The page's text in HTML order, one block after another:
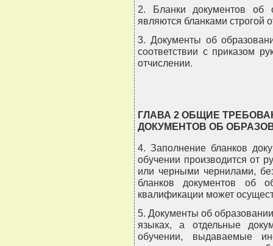
2. Бланки документов об
являются бланками строгой
3. Документы об
соответствии с приказом
отчислении.
ГЛАВА 2 ОБЩИЕ
ДОКУМЕНТОВ ОБ
4. Заполнение бланков
обучении производится от
или черными чернилами,
бланков документов об
квалификации может
5. Документы об
языках, а отдельные
обучении, выдаваемые